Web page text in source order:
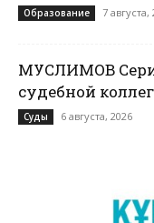
Образование 7 августа,
МУСЛИМОВ
судебной
Суды 6 августа, 2026